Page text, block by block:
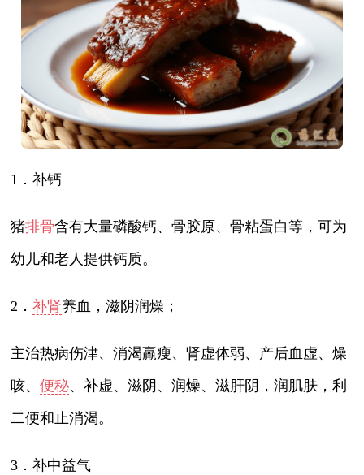
1．补钙
猪排骨含有大量磷酸钙、骨胶原、骨粘蛋白等，可为
幼儿和老人提供钙质。
2．补肾养血，滋阴润燥；
主治热病伤津、消渴羸瘦、肾虚体弱、产后血虚、燥
咳、便秘、补虚、滋阴、润燥、滋肝阴，润肌肤，利
二便和止消渴。
3．补中益气